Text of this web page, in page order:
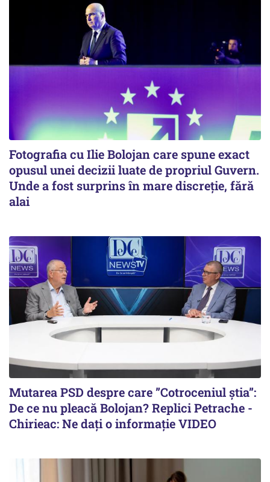
Fotografia cu Ilie Bolojan care spune exact
opusul unei decizii luate de propriul Guvern.
Unde a fost surprins în mare discreție, fără
alai
Mutarea PSD despre care ”Cotroceniul știa”:
De ce nu pleacă Bolojan? Replici Petrache -
Chirieac: Ne dați o informație VIDEO